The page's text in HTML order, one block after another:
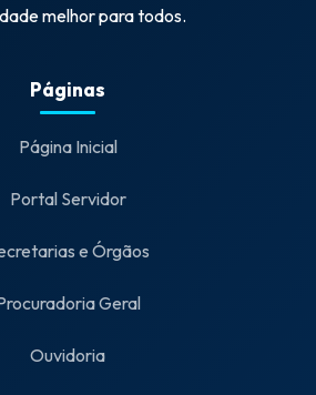
melhor para todos.
Páginas
Página Inicial
Portal Servidor
e Órgãos
Geral
Ouvidoria